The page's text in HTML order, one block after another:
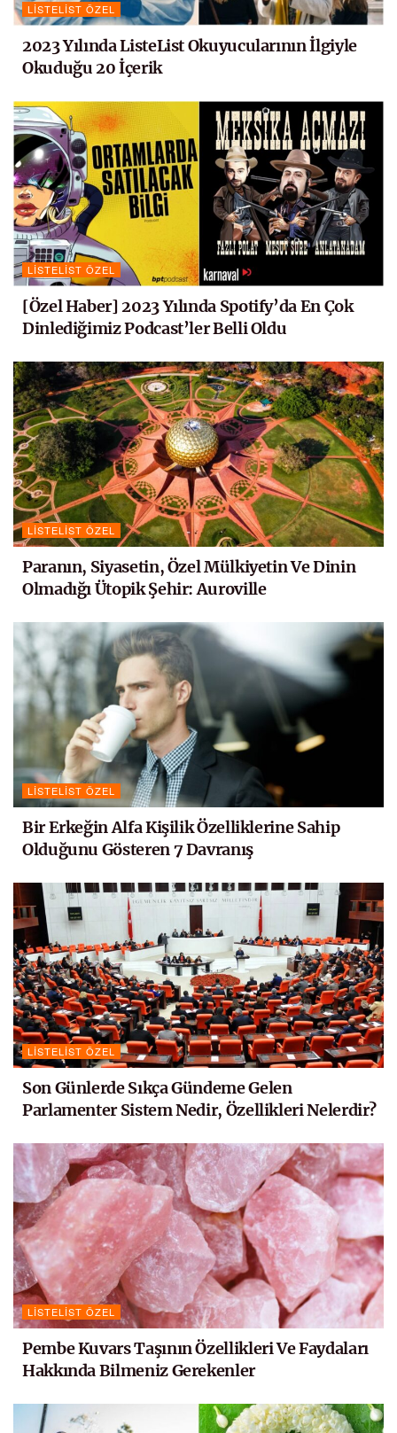
LISTELIST ÖZEL
2023 Yılında ListeList Okuyucularının İlgiyle
Okuduğu 20 İçerik
LISTELIST ÖZEL
[Özel Haber] 2023 Yılında Spotify’da En Çok
Dinlediğimiz Podcast’ler Belli Oldu
LISTELIST ÖZEL
Paranın, Siyasetin, Özel Mülkiyetin Ve Dinin
Olmadığı Ütopik Şehir: Auroville
LISTELIST ÖZEL
Bir Erkeğin Alfa Kişilik Özelliklerine Sahip
Olduğunu Gösteren 7 Davranış
LISTELIST ÖZEL
Son Günlerde Sıkça Gündeme Gelen
Parlamenter Sistem Nedir, Özellikleri Nelerdir?
LISTELIST ÖZEL
Pembe Kuvars Taşının Özellikleri Ve Faydaları
Hakkında Bilmeniz Gerekenler